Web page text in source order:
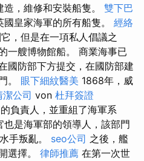
，維修和安裝船隻。 雙下巴
皇家海軍的所有船隻。 經絡
，但是在一項私人倡議之
一艘博物館船。 商業海事已
國防部下方提交，在國防部建
。 眼下細紋醫美 1868年，威
潔公司 von 杜拜簽證
負責人，並重組了海軍系
也是海軍部的領導人，該部門
手叛亂。 seo公司 之後，艦
選擇。 律師推薦 在第一次世